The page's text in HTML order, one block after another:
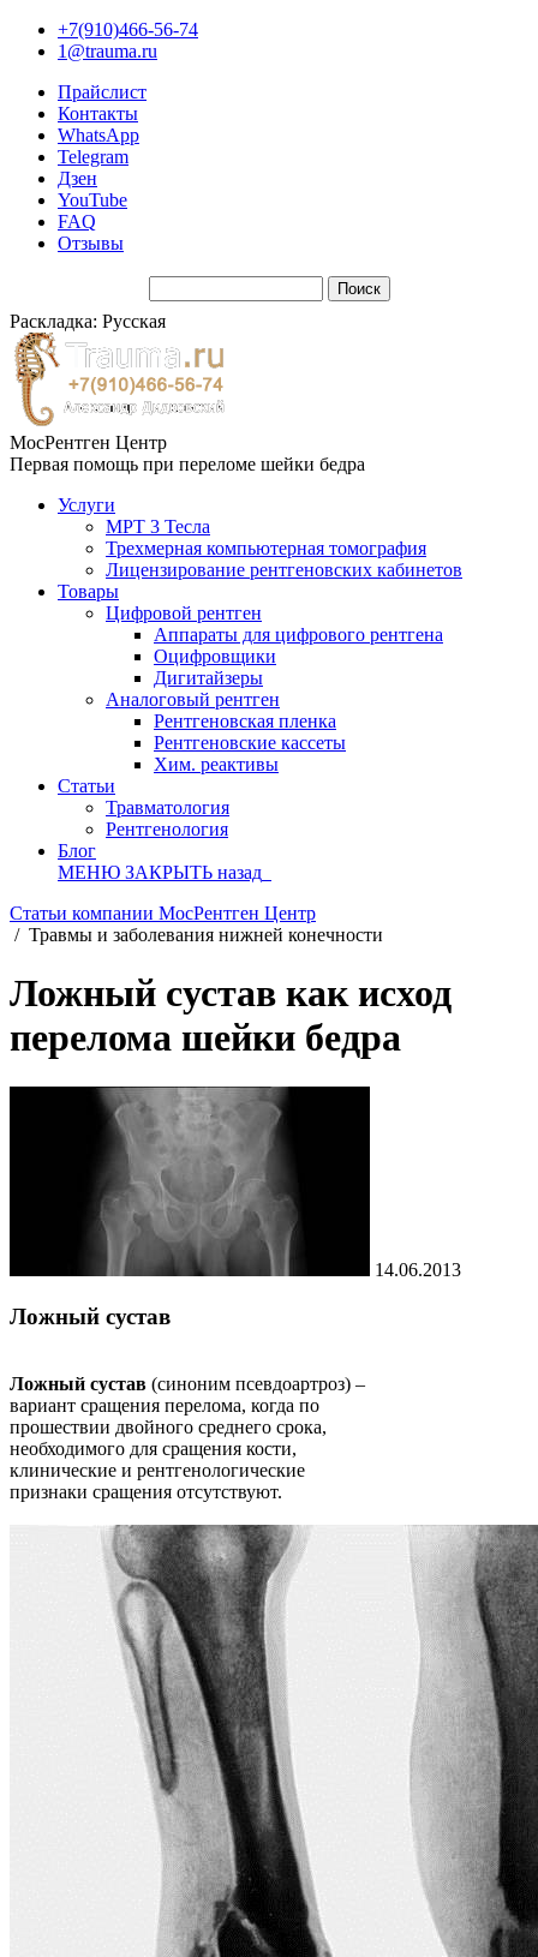
+7(910)466-56-74
1@trauma.ru
Прайслист
Контакты
WhatsApp
Telegram
Дзен
YouTube
FAQ
Отзывы
Раскладка: Русская
МосРентген Центр
Первая помощь при переломе шейки бедра
Услуги
МРТ 3 Тесла
Трехмерная компьютерная томография
Лицензирование рентгеновских кабинетов
Товары
Цифровой рентген
Аппараты для цифрового рентгена
Оцифровщики
Дигитайзеры
Аналоговый рентген
Рентгеновская пленка
Рентгеновские кассеты
Хим. реактивы
Статьи
Травматология
Рентгенология
Блог
МЕНЮ ЗАКРЫТЬ назад
Статьи компании МосРентген Центр
/ Травмы и заболевания нижней конечности
Ложный сустав как исход
перелома шейки бедра
14.06.2013
Ложный сустав
Ложный сустав (синоним псевдоартроз) –
вариант сращения перелома, когда по
прошествии двойного среднего срока,
необходимого для сращения кости,
клинические и рентгенологические
признаки сращения отсутствуют.